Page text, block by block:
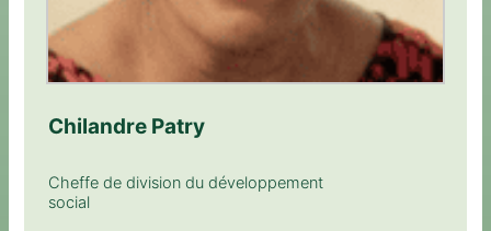
Chilandre Patry
Cheffe de division du développement
social